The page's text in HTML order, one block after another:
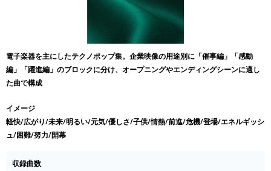
電子楽器を主にしたテクノポップ集。企業映像の用途別に「催事編」「感動
編」「躍進編」のブロックに分け、オープニングやエンディングシーンに適し
た曲で構成
イメージ
軽快/広がり/未来/明るい/元気/優しさ/子供/情熱/前進/危機/登場/エネルギッシ
ュ/困難/努力/開幕
収録曲数